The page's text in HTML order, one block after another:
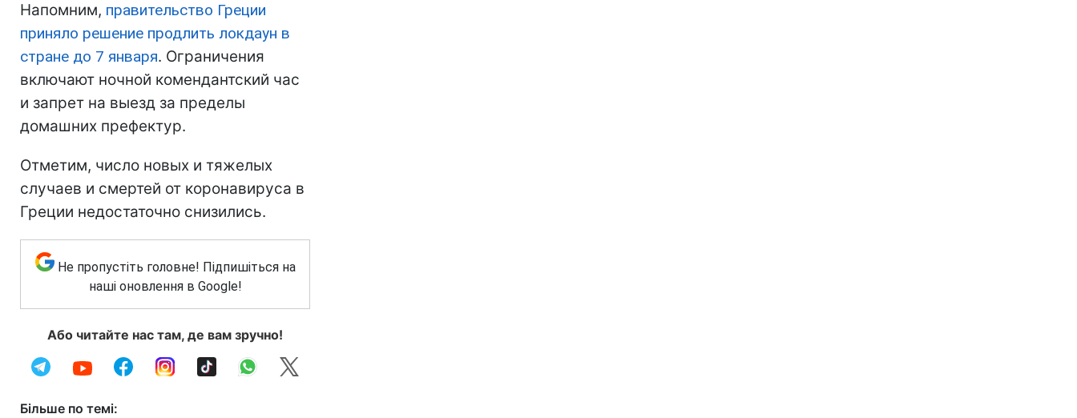
Напомним, правительство Греции
приняло решение продлить локдаун в
стране до 7 января. Ограничения
включают ночной комендантский час
и запрет на выезд за пределы
домашних префектур.
Отметим, число новых и тяжелых
случаев и смертей от коронавируса в
Греции недостаточно снизились.
Не пропустіть головне! Підпишіться на
наші оновлення в Google!
Або читайте нас там, де вам зручно!
Більше по темі: